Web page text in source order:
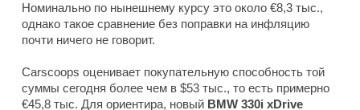
Номинально по нынешнему курсу это около €8,3 тыс.,
однако такое сравнение без поправки на инфляцию
почти ничего не говорит.
Carscoops оценивает покупательную способность той
суммы сегодня более чем в $53 тыс., то есть примерно
€45,8 тыс. Для ориентира, новый BMW 330i xDrive